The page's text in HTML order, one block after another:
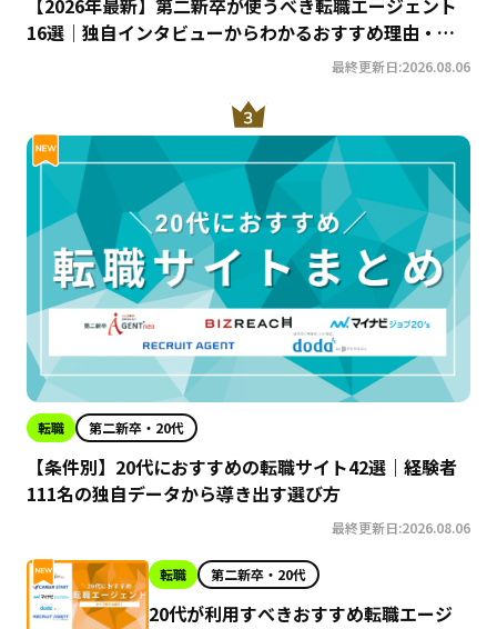
【2026年最新】第二新卒が使うべき転職エージェント
16選｜独自インタビューからわかるおすすめ理由・サ
最終更新日:2026.08.06
転職 第二新卒・20代
【条件別】20代におすすめの転職サイト42選｜経験者
111名の独自データから導き出す選び方
最終更新日:2026.08.06
転職 第二新卒・20代
20代が利用すべきおすすめ転職エージ